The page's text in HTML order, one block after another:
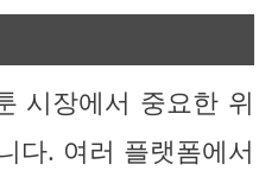
시장에서 중요한 위
다. 여러 플랫폼에서